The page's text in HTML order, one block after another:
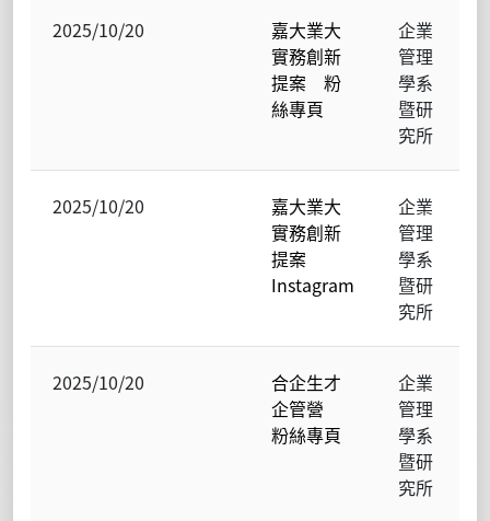
2025/10/20
嘉大業大
實務創新
提案 粉
絲專頁
企業
管理
學系
暨研
究所
2025/10/20
嘉大業大
實務創新
提案
Instagram
企業
管理
學系
暨研
究所
2025/10/20
合企生才
企管營
粉絲專頁
企業
管理
學系
暨研
究所